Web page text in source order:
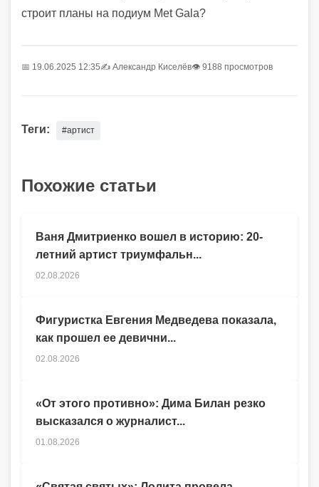
строит планы на подиум Met Gala?
📅 19.06.2025 12:35✍️ Александр Киселёв👁 9188 просмотров
Теги: #артист
Похожие статьи
Ваня Дмитриенко вошел в историю: 20-
летний артист триумфальн...
02.08.2026
Фигуристка Евгения Медведева показала,
как прошел ее девични...
02.08.2026
«От этого противно»: Дима Билан резко
высказался о журналист...
01.08.2026